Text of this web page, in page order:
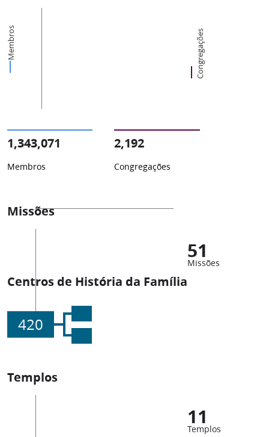
Membros Congregações
1,343,071
Membros
2,192
Congregações
Missões
51
Missões
Centros de História da Família
420
Templos
11
Templos